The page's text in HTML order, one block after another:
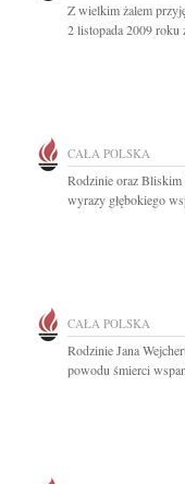
Z wielkim żalem
2 listopada 2009 roku
CAŁA POLSKA
Rodzinie oraz Bliskim
wyrazy głębokiego
CAŁA POLSKA
Rodzinie Jana
powodu śmierci